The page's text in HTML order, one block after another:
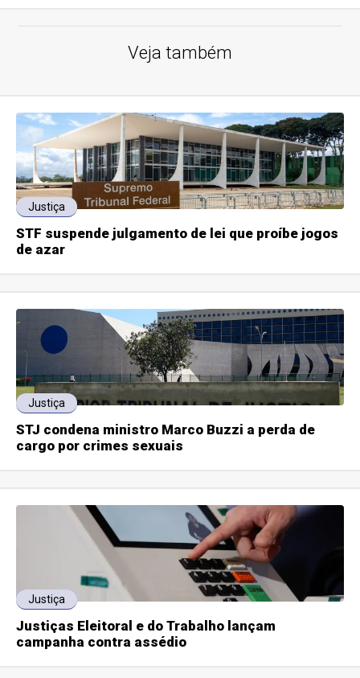
Veja também
Justiça
STF suspende julgamento de lei que proíbe jogos
de azar
Justiça
STJ condena ministro Marco Buzzi a perda de
cargo por crimes sexuais
Justiça
Justiças Eleitoral e do Trabalho lançam
campanha contra assédio